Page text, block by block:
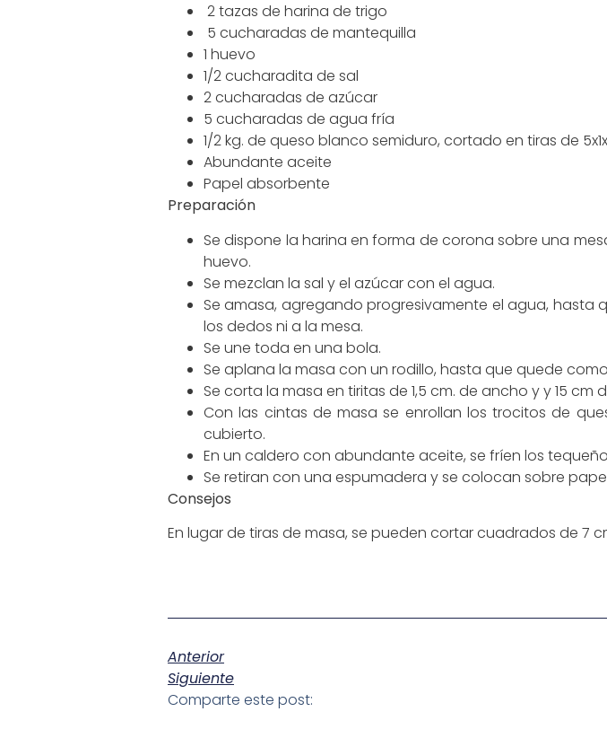
2 tazas de harina de trigo
5 cucharadas de mantequilla
1 huevo
1/2 cucharadita de sal
2 cucharadas de azúcar
5 cucharadas de agua fría
1/2 kg. de queso blanco semiduro, cortado en tiras de
Abundante aceite
Papel absorbente
Preparación
Se dispone la harina en forma de corona sobre una
huevo.
Se mezclan la sal y el azúcar con el agua.
Se amasa, agregando progresivamente el agua, hasta
los dedos ni a la mesa.
Se une toda en una bola.
Se aplana la masa con un rodillo, hasta que quede
Se corta la masa en tiritas de 1,5 cm. de ancho y y 15 cm
Con las cintas de masa se enrollan los trocitos de
cubierto.
En un caldero con abundante aceite, se fríen los
Se retiran con una espumadera y se colocan sobre
Consejos
En lugar de tiras de masa, se pueden cortar cuadrados de
Anterior
Siguiente
Comparte este post: